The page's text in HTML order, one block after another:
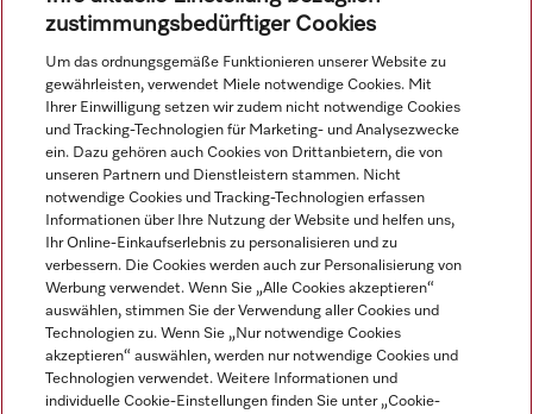
Mehr erfahren
Navigation
Service
zustimmungsbedürftiger Cookies
Um das ordnungsgemäße Funktionieren unserer Website zu
gewährleisten, verwendet Miele notwendige Cookies. Mit
Ihrer Einwilligung setzen wir zudem nicht notwendige Cookies
und Tracking-Technologien für Marketing- und Analysezwecke
ein. Dazu gehören auch Cookies von Drittanbietern, die von
unseren Partnern und Dienstleistern stammen. Nicht
notwendige Cookies und Tracking-Technologien erfassen
Informationen über Ihre Nutzung der Website und helfen uns,
Ihr Online-Einkaufserlebnis zu personalisieren und zu
verbessern. Die Cookies werden auch zur Personalisierung von
Werbung verwendet. Wenn Sie „Alle Cookies akzeptieren“
auswählen, stimmen Sie der Verwendung aller Cookies und
Technologien zu. Wenn Sie „Nur notwendige Cookies
akzeptieren“ auswählen, werden nur notwendige Cookies und
Technologien verwendet. Weitere Informationen und
individuelle Cookie-Einstellungen finden Sie unter „Cookie-